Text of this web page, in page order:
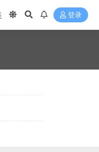
登录